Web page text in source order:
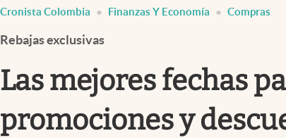
Dólar y mercados
Curiosidades
Cronista Colombia Finanzas Y Economía Compras
Rebajas exclusivas
Las mejores fechas
promociones y